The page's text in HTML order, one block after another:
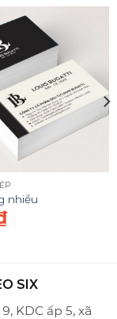
nhiều
SIX
KDC ấp 5, xã